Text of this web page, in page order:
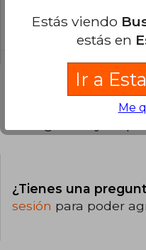
Dura.
¿Tienes una
sesión para poder
Estás viendo
estás en
Ir a
Me